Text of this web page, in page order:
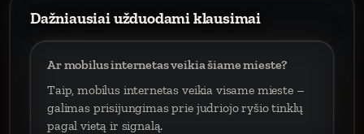
Dažniausiai užduodami klausimai
Ar mobilus internetas veikia šiame mieste?
Taip, mobilus internetas veikia visame mieste –
galimas prisijungimas prie judriojo ryšio tinklų
pagal vietą ir signalą.